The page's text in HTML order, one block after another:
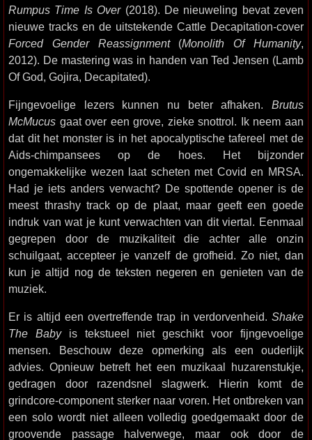
Rumpus Time Is Over(2018). De nieuweling bevat zeven
nieuwe tracks en de uitstekende Cattle Decapitation-cover
Forced Gender Reassignment(Monolith Of Humanity,
2012). De mastering was in handen van Ted Jensen (Lamb
Of God, Gojira, Decapitated).
Fijngevoelige lezers kunnen nu beter afhaken. Brutus
McMucus gaat over een grove, zieke snottrol. Ik neem aan
dat dit het monster is in het apocalyptische tafereel met de
Aids-chimpansees op de hoes. Het bijzonder
ongemakkelijke wezen laat scheten met Covid en MRSA.
Had je iets anders verwacht? De spottende opener is de
meest thrashy track op de plaat, maar geeft een goede
indruk van wat je kunt verwachten van dit viertal. Eenmaal
gegrepen door de muzikaliteit die achter alle onzin
schuilgaat, accepteer je vanzelf de grofheid. Zo niet, dan
kun je altijd nog de teksten negeren en genieten van de
muziek.
Er is altijd een overtreffende trap in verdorvenheid. Shake
The Babyis tekstueel niet geschikt voor fijngevoelige
mensen. Beschouw deze opmerking als een ouderlijk
advies. Opnieuw betreft het een muzikaal huzarenstukje,
gedragen door razendsnel slagwerk. Hierin komt de
grindcore-component sterker naar voren. Het ontbreken van
een solo wordt niet alleen volledig goedgemaakt door de
groovende passage halverwege, maar ook door de